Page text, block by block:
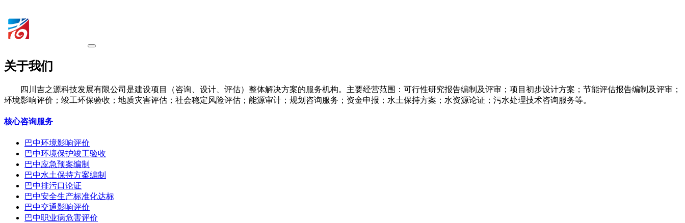
关于我们
四川吉之源科技发展有限公司是建设项目（咨询、设计、评估）整体解决方案的服务机构。主要经营范围：可行性研究报告编制及评审；项目初步设计方案；节能评估报告编制及评审；
环境影响评价；竣工环保验收；地质灾害评估；社会稳定风险评估；能源审计；规划咨询服务；资金申报；水土保持方案；水资源论证；污水处理技术咨询服务等。
核心咨询服务
巴中环境影响评价
巴中环境保护竣工验收
巴中应急预案编制
巴中水土保持方案编制
巴中排污口论证
巴中安全生产标准化达标
巴中交通影响评价
巴中职业病危害评价